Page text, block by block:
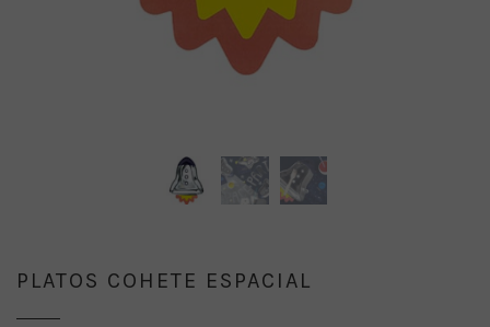
PLATOS COHETE ESPACIAL